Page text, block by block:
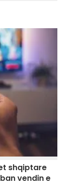
shqiptare
vendin e